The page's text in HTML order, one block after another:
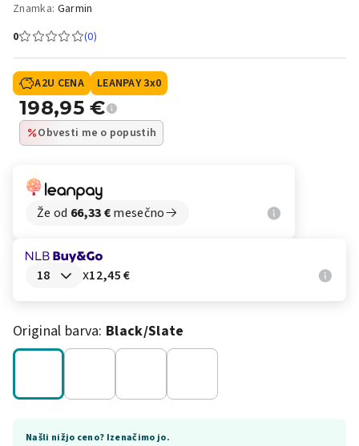
Znamka: Garmin
0
(0)
A2U CENA LEANPAY 3x0
198,95€
Obvesti me o popustih
Že od 66,33€mesečno
x12,45 €
Original barva: Black/slate
Našli nižjo ceno? Izenačimo jo.